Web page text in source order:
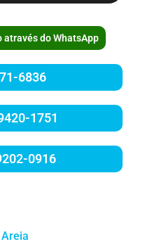
do WhatsApp
6836
1751
0916